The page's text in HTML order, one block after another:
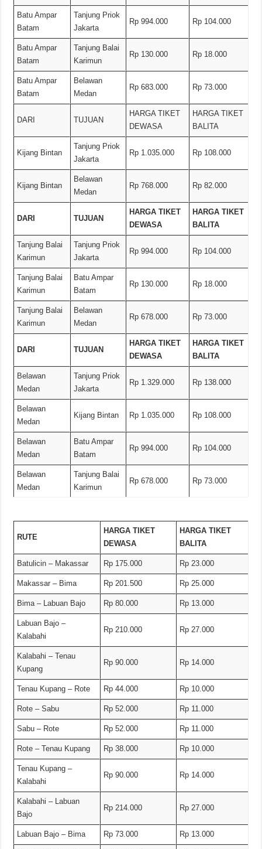
Batu Ampar
Batam
Tanjung Priok
Jakarta
Rp 994.000 Rp 104.000
Batu Ampar
Batam
Tanjung Balai
Karimun
Rp 130.000 Rp 18.000
Batu Ampar
Batam
Belawan
Medan
Rp 683.000 Rp 73.000
DARI TUJUAN
HARGA TIKET
DEWASA
HARGA TIKET
BALITA
Kijang Bintan
Tanjung Priok
Jakarta
Rp 1.035.000 Rp 108.000
Kijang Bintan
Belawan
Medan
Rp 768.000 Rp 82.000
DARI TUJUAN
HARGA TIKET
DEWASA
HARGA TIKET
BALITA
Tanjung Balai
Karimun
Tanjung Priok
Jakarta
Rp 994.000 Rp 104.000
Tanjung Balai
Karimun
Batu Ampar
Batam
Rp 130.000 Rp 18.000
Tanjung Balai
Karimun
Belawan
Medan
Rp 678.000 Rp 73.000
DARI TUJUAN
HARGA TIKET
DEWASA
HARGA TIKET
BALITA
Belawan
Medan
Tanjung Priok
Jakarta
Rp 1.329.000 Rp 138.000
Belawan
Medan
Kijang Bintan Rp 1.035.000 Rp 108.000
Belawan
Medan
Batu Ampar
Batam
Rp 994.000 Rp 104.000
Belawan
Medan
Tanjung Balai
Karimun
Rp 678.000 Rp 73.000
RUTE
HARGA TIKET
DEWASA
HARGA TIKET
BALITA
Batulicin – Makassar Rp 175.000 Rp 23.000
Makassar – Bima Rp 201.500 Rp 25.000
Bima – Labuan Bajo Rp 80.000 Rp 13.000
Labuan Bajo –
Kalabahi
Rp 210.000 Rp 27.000
Kalabahi – Tenau
Kupang
Rp 90.000 Rp 14.000
Tenau Kupang – Rote Rp 44.000 Rp 10.000
Rote – Sabu Rp 52.000 Rp 11.000
Sabu – Rote Rp 52.000 Rp 11.000
Rote – Tenau Kupang Rp 38.000 Rp 10.000
Tenau Kupang –
Kalabahi
Rp 90.000 Rp 14.000
Kalabahi – Labuan
Bajo
Rp 214.000 Rp 27.000
Labuan Bajo – Bima Rp 73.000 Rp 13.000